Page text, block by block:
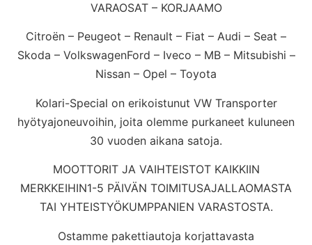
VARAOSAT – KORJAAMO
Citroën – Peugeot – Renault – Fiat – Audi – Seat –
Skoda – VolkswagenFord – Iveco – MB – Mitsubishi –
Nissan – Opel – Toyota
Kolari-Special on erikoistunut VW Transporter
hyötyajoneuvoihin, joita olemme purkaneet kuluneen
30 vuoden aikana satoja.
MOOTTORIT JA VAIHTEISTOT KAIKKIIN
MERKKEIHIN1-5 PÄIVÄN TOIMITUSAJALLAOMASTA
TAI YHTEISTYÖKUMPPANIEN VARASTOSTA.
Ostamme pakettiautoja korjattavasta